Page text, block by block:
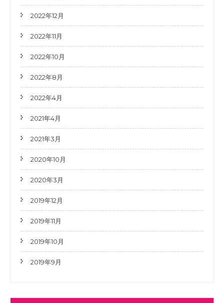
2022年12月
2022年11月
2022年10月
2022年8月
2022年4月
2021年4月
2021年3月
2020年10月
2020年3月
2019年12月
2019年11月
2019年10月
2019年9月